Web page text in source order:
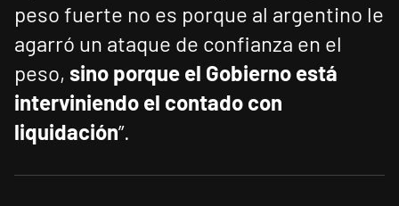
peso fuerte no es porque al argentino le
agarró un ataque de confianza en el
peso, sino porque el Gobierno está
interviniendo el contado con
liquidación”.